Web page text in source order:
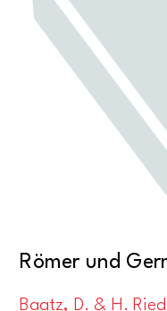
Römer und
Baatz, D. & H.